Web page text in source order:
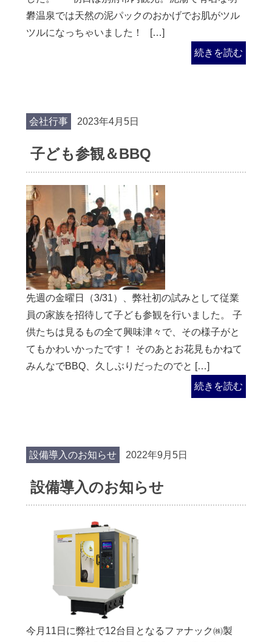
礬温泉では天然の泥パックのおかげでお肌がツル
ツルになっちゃいました！ […]
続きを読む
会社行事 2023年4月5日
子ども参観＆BBQ
先週の金曜日（3/31）、弊社初の試みとして従業
員の家族を招待して子ども参観を行いました。 子
供たちは見るもの全て興味津々で、その様子がと
てもかわいかったです！ そのあとお花見もかねて
みんなでBBQ、久しぶりだったのでと […]
続きを読む
設備導入のお知らせ 2022年9月5日
設備導入のお知らせ
今月11日に弊社で12台目となるファナック㈱製